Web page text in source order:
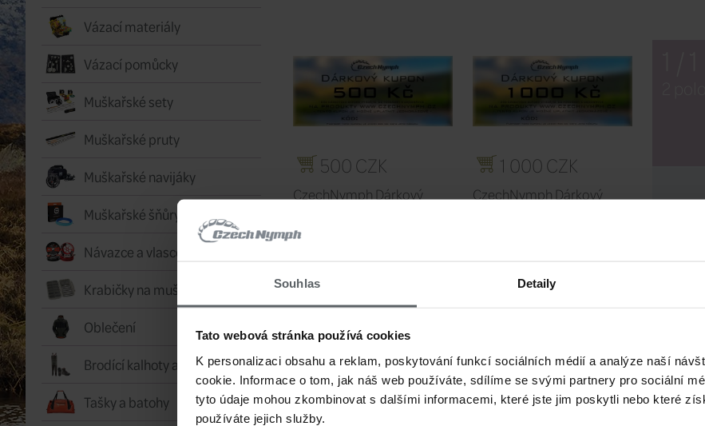
Souhlas Detaily
Tato webová stránka používá cookies
K personalizaci obsahu a reklam, poskytování funkcí sociálních médií a analýze naší
cookie. Informace o tom, jak náš web používáte, sdílíme se svými partnery pro sociální
tyto údaje mohou zkombinovat s dalšími informacemi, které jste jim poskytli nebo které
používáte jejich služby.
Vázací materiály
Vázací pomůcky
Muškařské sety
Muškařské pruty
Muškařské navijáky
Muškařské šňůry
Návazce a vlasce
Krabičky na mušky
Oblečení
Brodící kalhoty a boty
Tašky a batohy
500 CZK
CzechNymph Dárkový
1 000 CZK
CzechNymph Dárkový